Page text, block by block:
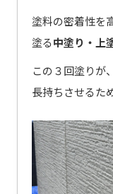
塗料の密着性を
塗る中塗り・上
この３回塗りが
長持ちさせるた